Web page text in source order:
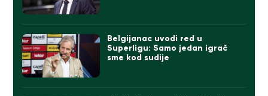
Belgijanac uvodi red u
Superligu: Samo jedan igrač
sme kod sudije